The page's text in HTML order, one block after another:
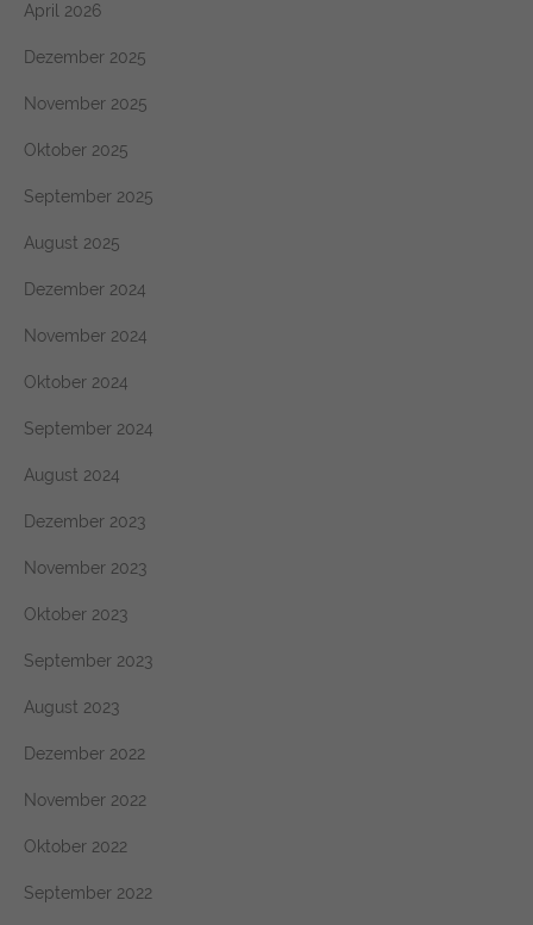
April 2026
Dezember 2025
November 2025
Oktober 2025
September 2025
August 2025
Dezember 2024
November 2024
Oktober 2024
September 2024
August 2024
Dezember 2023
November 2023
Oktober 2023
September 2023
August 2023
Dezember 2022
November 2022
Oktober 2022
September 2022